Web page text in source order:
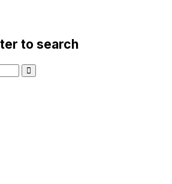
to search